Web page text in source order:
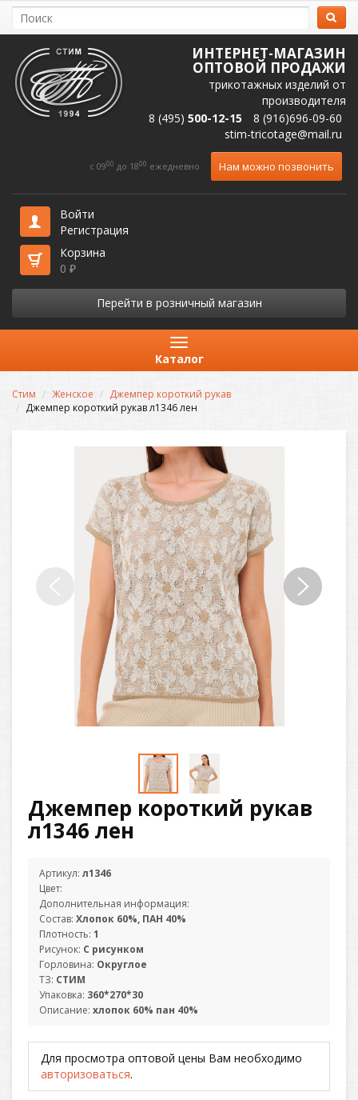
ИНТЕРНЕТ-МАГАЗИН
ОПТОВОЙ ПРОДАЖИ
трикотажных изделий от
производителя
8 (495) 500-12-15
8 (916)696-09-60
stim-tricotage@mail.ru
c 0900 до 1800 ежедневно Нам можно позвонить
Войти
Регистрация
Корзина
0 ₽
Перейти в розничный магазин
Каталог
Стим Женское
Джемпер короткий рукав
Джемпер короткий рукав л1346 лен
Джемпер короткий рукав
л1346 лен
Артикул: л1346
Цвет:
Дополнительная информация:
Состав: Хлопок 60%, ПАН 40%
Плотность: 1
Рисунок: С рисунком
Горловина: Округлое
ТЗ: СТИМ
Упаковка: 360*270*30
Описание: хлопок 60% пан 40%
Для просмотра оптовой цены Вам необходимо
авторизоваться.